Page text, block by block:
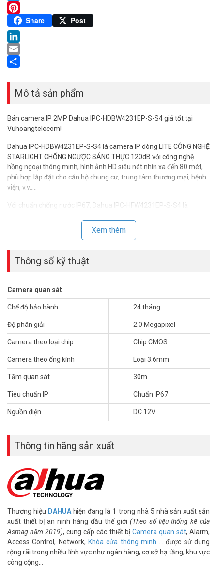
Twitter
Pinterest
Share Post
LinkedIn
Email
Mô tả sản phẩm
Bán camera IP 2MP Dahua IPC-HDBW4231EP-S-S4 giá tốt tại
Vuhoangtelecom!
Dahua IPC-HDBW4231EP-S-S4 là camera IP dòng LITE CÔNG NGHỆ
STARLIGHT CHỐNG NGƯỢC SÁNG THỰC 120dB với công nghệ
hồng ngoại thông minh, hình ảnh HD siêu nét nhìn xa đến 80 mét,
phù hợp lắp đặt cho căn hộ chung cư, trung tâm thương mại, bệnh
viện, v.v…..
Với chuẩn chống nước IP67, Dahua IPC-HFW4231EP-S-S4 là
vực hành lang, sân vườn, bãi gửi xe, cổng ngoài, v.v…
– Độ phân giải 2 MPixel cảm biến STARVIS™ CMOS kích thước
1/2.8”, 25/30fps@1080P(1920×1080)
– IVS: Tripwire, Intrusion
– Chống ngược sáng WDR(120dB), Chế độ Ngày Đêm ICR, chống
nhiễu hình ảnh 3DNR, Tự động cân bằng trắng AWB, Tự động bù
sáng AGC, Chống ngược sáng BLC
– Công nghệ Startlight với độ nhạy sáng cực thấp 0.007Lux/F1.6
(ảnh màu), và 0Lux/F1.6 (ảnh hồng ngoại)
– Hỗ trợ xem hình bằng nhiều công cụ: Web, phần mềm CMS
(DSS/PSS) và DMSS
– Tiêu cự 3.6mm (Có thể lựa chọn 6mm)
– Hỗ trợ khe cắm thẻ nhớ tối đa 128Gb
– Hỗ trợ hồng ngoại tối đa 30m, IP67, IK10
– Xuất xứ: Trung Quốc
– Bảo hành: 24 tháng.
Quý khách có nhu cầu tư vấn và giá bán camera quan sát Dahua
IPC-HDBW4231EP-S-S4 xin vui lòng liên hệ Hotline
1900.9259 gặp phòng kinh doanh để được hỗ trợ ưu đãi tốt
Tham khảo các kênh thông tin khác tại Vuhoangtelecom:
– Facebook: https://www.facebook.com/vuhoangtelecom/
Xem thêm
Thông số kỹ thuật
Camera quan sát
Chế độ bảo hành 24 tháng
Độ phân giải 2.0 Megapixel
Camera theo loại chip Chip CMOS
Camera theo ống kính Loại 3.6mm
Tầm quan sát 30m
Tiêu chuẩn IP Chuẩn IP67
Nguồn điện DC 12V
Thông tin hãng sản xuất
Thương hiệu DAHUA hiện đang là 1 trong nhà 5 nhà sản xuất sản
xuất thiết bị an ninh hàng đầu thế giới (Theo số liệu thống kê của
Asmag năm 2019), cung cấp các thiết bị Camera quan sát, Alarm,
Access Control, Network, Khóa cửa thông minh … được sử dụng
rộng rãi trong nhiều lĩnh vực như ngân hàng, cơ sở hạ tầng, khu vực
công cộng…